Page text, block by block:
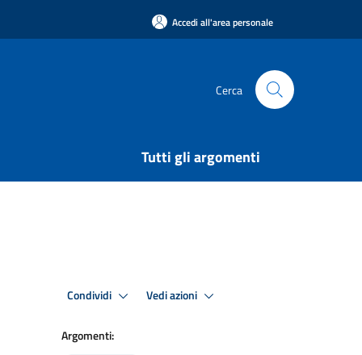
Accedi all'area personale
Cerca
Tutti gli argomenti
Condividi Vedi azioni
Argomenti: